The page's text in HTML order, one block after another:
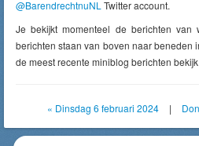
@BarendrechtnuNL Twitter account.
Je bekijkt momenteel de berichten van
berichten staan van boven naar beneden
de meest recente miniblog berichten
« Dinsdag 6 februari 2024 |